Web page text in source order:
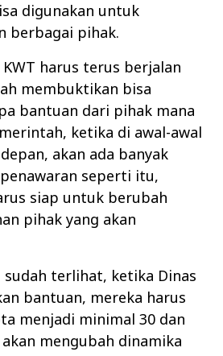
digunakan untuk
berbagai pihak.
harus terus berjalan
membuktikan bisa
bantuan dari pihak mana
ketika di awal-awal
akan ada banyak
seperti itu,
siap untuk berubah
pihak yang akan
sudah terlihat, ketika Dinas
bantuan, mereka harus
menjadi minimal 30 dan
mengubah dinamika